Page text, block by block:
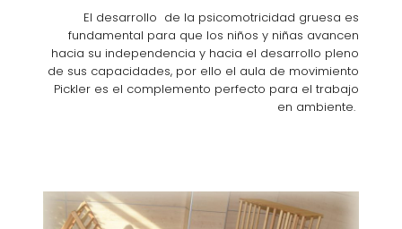
El desarrollo de la psicomotricidad gruesa es
fundamental para que los niños y niñas avancen
hacia su independencia y hacia el desarrollo pleno
de sus capacidades, por ello el aula de movimiento
Pickler es el complemento perfecto para el trabajo
en ambiente.